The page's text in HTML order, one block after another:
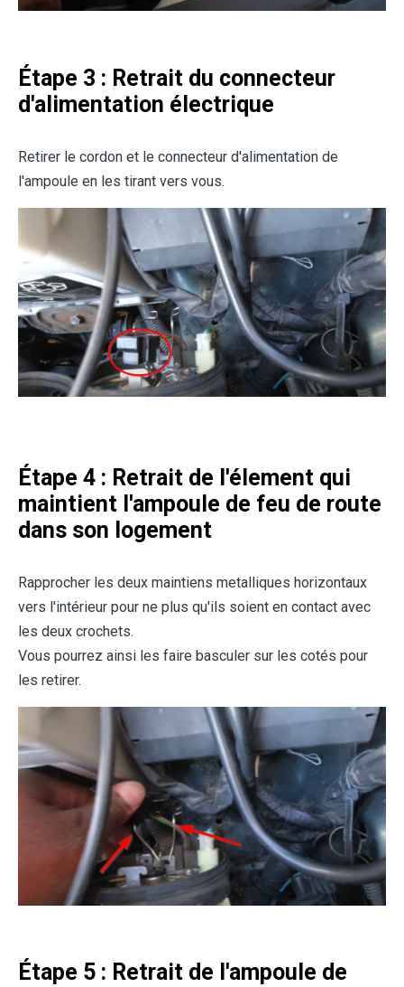
Étape 3 : Retrait du connecteur
d'alimentation électrique
Retirer le cordon et le connecteur d'alimentation de
l'ampoule en les tirant vers vous.
Étape 4 : Retrait de l'élement qui
maintient l'ampoule de feu de route
dans son logement
Rapprocher les deux maintiens metalliques horizontaux
vers l'intérieur pour ne plus qu'ils soient en contact avec
les deux crochets.
Vous pourrez ainsi les faire basculer sur les cotés pour
les retirer.
Étape 5 : Retrait de l'ampoule de